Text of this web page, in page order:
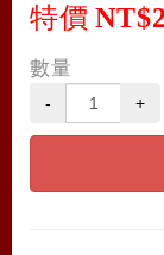
特價
數量
- +